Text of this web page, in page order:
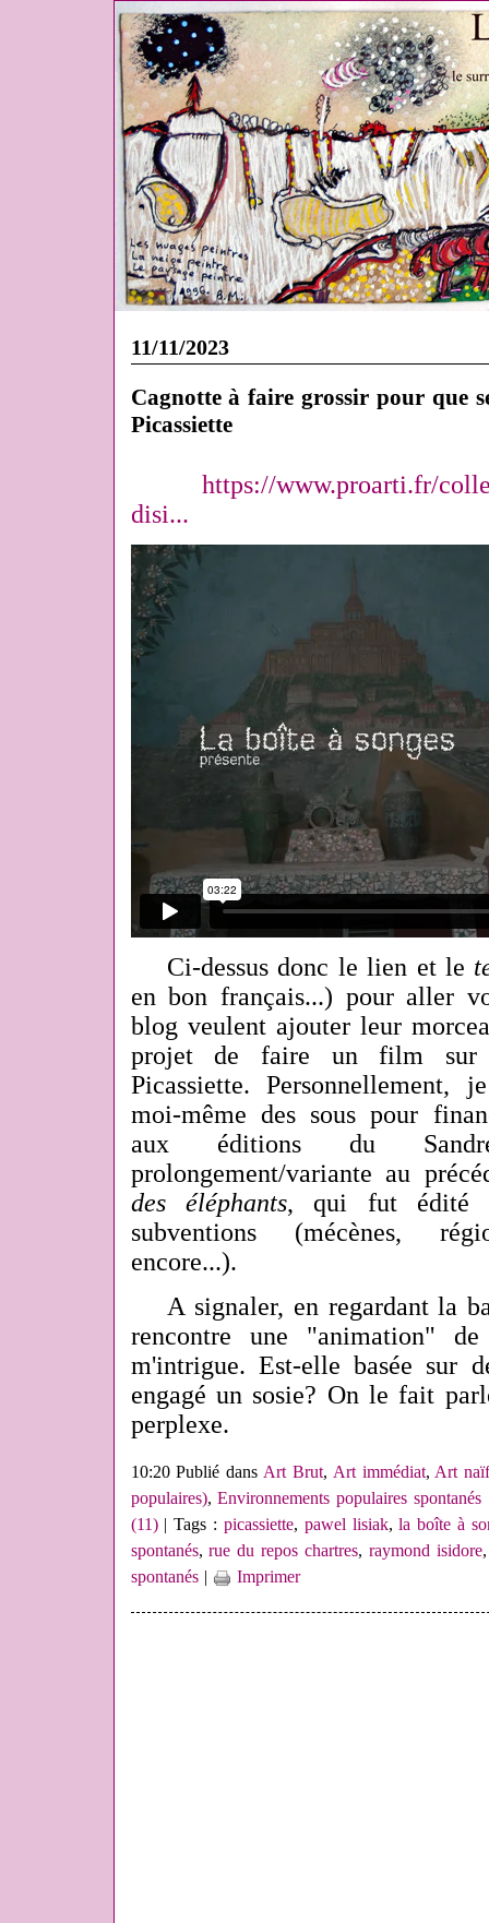
11/11/2023
Cagnotte à faire grossir pour que
Picassiette
https://www.proarti.fr/
disi...
Ci-dessus donc le lien et le
en bon français...) pour aller
blog veulent ajouter leur
projet de faire un film sur
Picassiette. Personnellement,
moi-même des sous pour
aux éditions du
prolongement/variante au
des éléphants, qui fut édité
subventions (mécènes,
encore...).
A signaler, en regardant la
rencontre une "animation"
m'intrigue. Est-elle basée sur
engagé un sosie? On le fait
perplexe.
10:20 Publié dansArt Brut, Art immédiat,Art
populaires),Environnements populaires spontanés
(11)| Tags : picassiette, pawel lisiak,la boîte à
spontanés,rue du repos chartres, raymond isidore
spontanés| Imprimer